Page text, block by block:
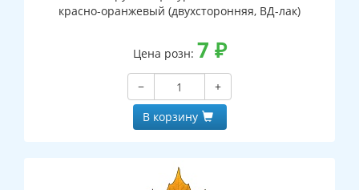
красно-оранжевый (двухсторонняя, ВД-лак)
Цена розн: 7 ₽
−
+
В корзину